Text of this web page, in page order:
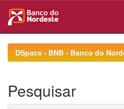
navigationDSpace - BNB - Banco do
Pesquisar